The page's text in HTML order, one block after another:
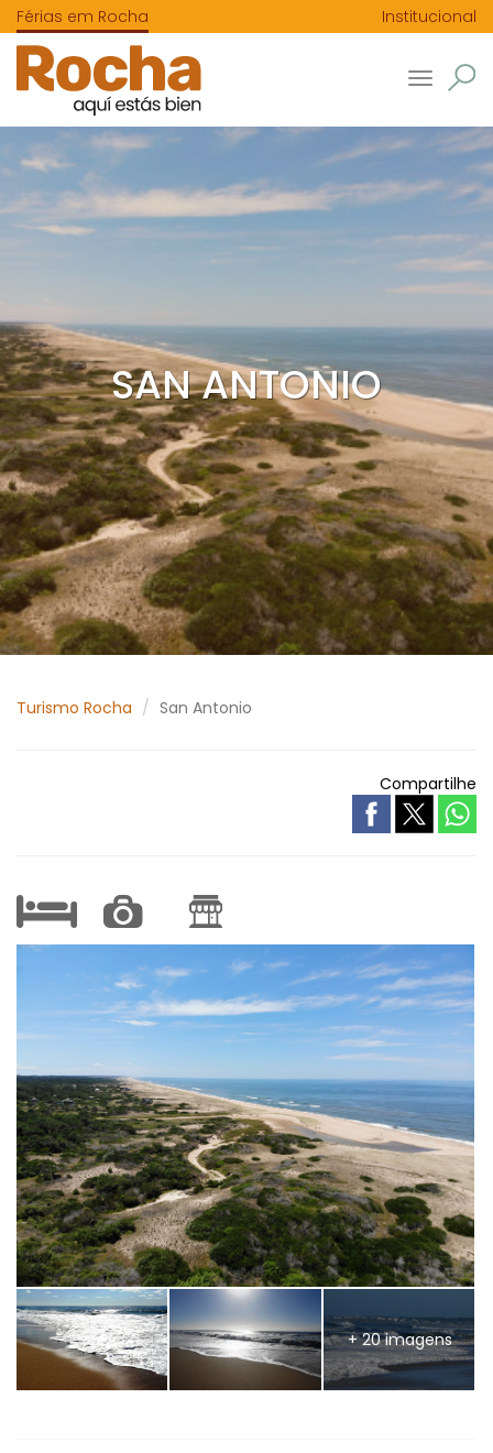
Férias em Rocha Institucional
Toggle
SAN ANTONIO
Turismo Rocha San Antonio
Compartilhe
+ 20 imagens